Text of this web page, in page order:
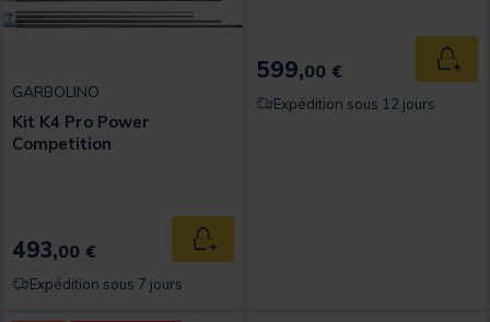
GARBOLINO
Kit K4 Pro Power
Competition
493,00 € Ajouter au panier
Expédition sous 7 jours
599,00 €
Expédition sous 12 jours